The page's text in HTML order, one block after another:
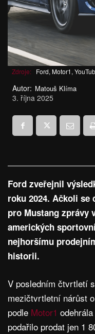
Zdroje: Ford, Motor1,
Autor: Matouš Klíma
3. října 2025
Ford zveřejnil
roku 2024. Ačkoli
pro Mustang zprávy
amerických
nejhoršímu
historii.
V posledním čtvrtletí
mezičtvrtletní nárůst
podle Motor1
podařilo prodat jen 1